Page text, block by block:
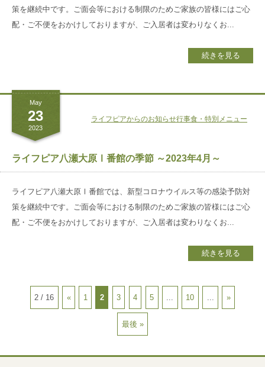
策を継続中です。ご面会等における制限のためご家族の皆様にはご心
配・ご不便をおかけしておりますが、ご入居者は変わりなくお...
続きを見る
May
23
2023
ライフピア八瀬大原Ⅰ番館の季節 ～2023年4月～
ライフピアからのお知らせ行事食・特別メニュー
ライフピア八瀬大原Ⅰ番館では、新型コロナウイルス等の感染予防対
策を継続中です。ご面会等における制限のためご家族の皆様にはご心
配・ご不便をおかけしておりますが、ご入居者は変わりなくお...
続きを見る
2 / 16 « 1 2 3 4 5 10 »
最後 »